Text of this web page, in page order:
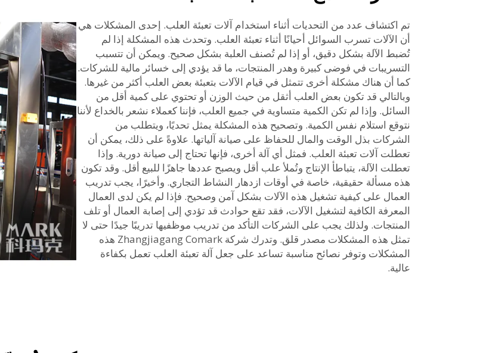
تم اكتشاف عدد من التحديات أثناء استخدام آلات تعبئة العلب. إحدى المشكلات هي
أن الآلات تسرب السوائل أحيانًا أثناء تعبئة العلب. وتحدث هذه المشكلة إذا لم
تُضبط الآلة بشكل دقيق، أو إذا لم تُصنف العلبة بشكل صحيح. ويمكن أن تتسبب
التسريبات في فوضى كبيرة وهدر المنتجات، ما قد يؤدي إلى خسائر مالية للشركات.
كما أن هناك مشكلة أخرى تتمثل في قيام الآلات بتعبئة بعض العلب أكثر من غيرها.
وبالتالي قد تكون بعض العلب أثقل من حيث الوزن أو تحتوي على كمية أقل من
السائل. وإذا لم تكن الكمية متساوية في جميع العلب، فإننا كعملاء نشعر بالخداع لأننا
نتوقع استلام نفس الكمية. وتصحيح هذه المشكلة يمثل تحديًا، ويتطلب من
الشركات بذل الوقت والمال للحفاظ على صيانة آلياتها. علاوةً على ذلك، يمكن أن
تعطلت آلات تعبئة العلب. فمثل أي آلة أخرى، فإنها تحتاج إلى صيانة دورية. وإذا
تعطلت الآلة، يتباطأ الإنتاج وتُملأ علب أقل ويصبح عددها جاهزًا للبيع أقل. وقد تكون
هذه مسألة حقيقية، خاصة في أوقات ازدهار النشاط التجاري. وأخيرًا، يجب تدريب
العمال على كيفية تشغيل هذه الآلات بشكل آمن وصحيح. فإذا لم يكن لدى العمال
المعرفة الكافية لتشغيل الآلات، فقد تقع حوادث قد تؤدي إلى إصابة العمال أو تلف
المنتجات. ولذلك يجب على الشركات التأكد من تدريب موظفيها تدريبًا جيدًا حتى لا
تمثل هذه المشكلات مصدر قلق. وتدرك شركة Zhangjiagang Comark هذه
المشكلات وتوفر نصائح مناسبة تساعد على جعل آلة تعبئة العلب تعمل بكفاءة
عالية.